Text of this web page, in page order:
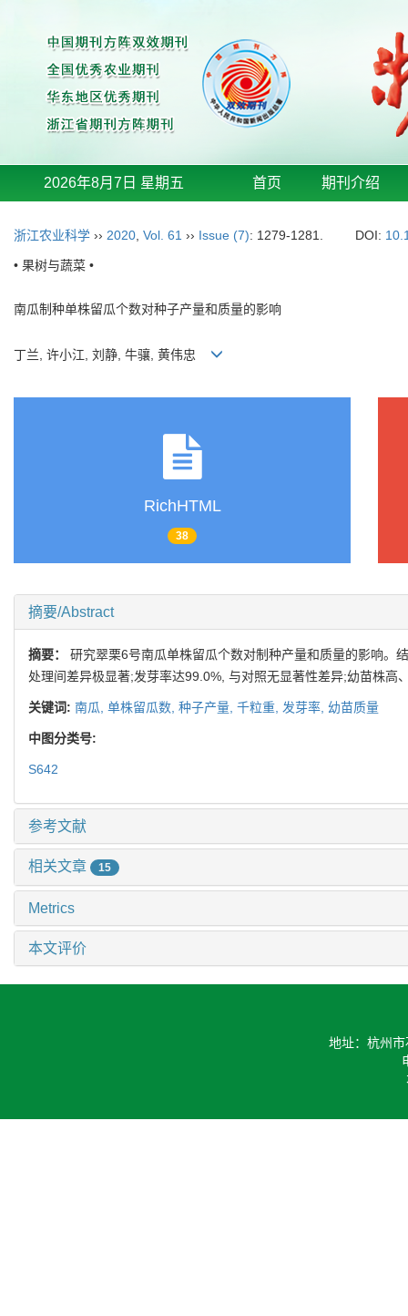
2026年8月7日 星期五 首页 期刊介绍
浙江农业科学 ›› 2020 Vol. 61 ›› Issue (7): 1279-1281. DOI:
• 果树与蔬菜 •
南瓜制种单株留瓜个数对种子产量和质量的影响
丁兰, 许小江, 刘静, 牛骧, 黄伟忠
RichHTML
38
摘要/Abstract
摘要： 研究翠栗6号南瓜单株留瓜个数对制种产量和质量的影响。
处理间差异极显著;发芽率达99.0%, 与对照无显著性差异;幼苗株
关键词: 南瓜, 单株留瓜数, 种子产量, 千粒重, 发芽率, 幼苗质量
中图分类号:
S642
参考文献
相关文章 15
Metrics
本文评价
地址：杭州